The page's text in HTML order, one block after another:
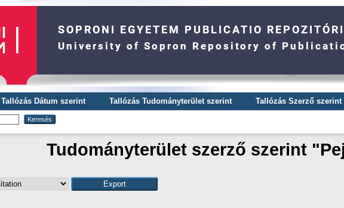
Tallózás Dátum szerint Tallózás Tudományterület szerint Tallózás Szerző szerint
Tudományterület szerző szerint "